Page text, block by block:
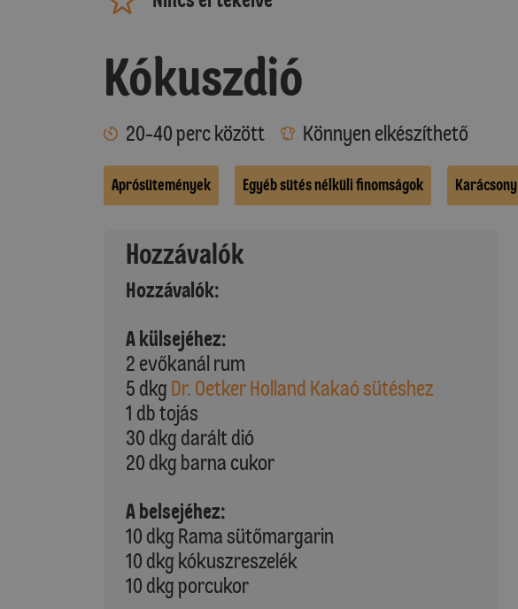
Kókuszdió
20-40 perc között Könnyen elkészíthető
Aprósütemények Egyéb sütés nélküli finomságok Karácsony
Hozzávalók
Hozzávalók:
A külsejéhez:
2 evőkanál rum
5 dkg Dr. Oetker Holland Kakaó sütéshez
1 db tojás
30 dkg darált dió
20 dkg barna cukor
A belsejéhez:
10 dkg Rama sütőmargarin
10 dkg kókuszreszelék
10 dkg porcukor